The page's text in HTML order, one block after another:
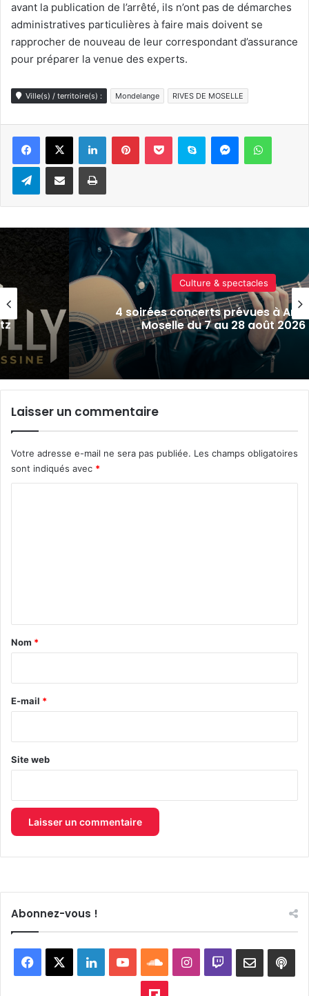
avant la publication de l’arrêté, ils n’ont pas de démarches
administratives particulières à faire mais doivent se
rapprocher de nouveau de leur correspondant d’assurance
pour préparer la venue des experts.
Ville(s) / territoire(s) : Mondelange RIVES DE MOSELLE
LinkedinPinterestPocket Skype Messenger
TelegramPartager par e-mail Imprimer
Culture & spectacles
Metz : J-1 avant le cinéma plein
Plan d’Eau
Laisser un commentaire
Votre adresse e-mail ne sera pas publiée. Les champs obligatoires
sont indiqués avec *
a
e
Nom *
E-mail *
Site web
Abonnez-vous !
Facebook LinkedinYouTubeSoundCloud
Instagram
Twitch